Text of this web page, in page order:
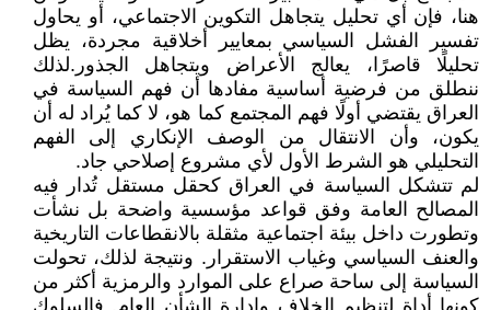
هنا، فإن أي تحليل يتجاهل التكوين الاجتماعي، أو يحاول
تفسير الفشل السياسي بمعايير أخلاقية مجردة، يظل
تحليلًا قاصرًا، يعالج الأعراض ويتجاهل الجذور.لذلك
ننطلق من فرضية أساسية مفادها أن فهم السياسة في
العراق يقتضي أولًا فهم المجتمع كما هو، لا كما يُراد له أن
يكون، وأن الانتقال من الوصف الإنكاري إلى الفهم
التحليلي هو الشرط الأول لأي مشروع إصلاحي جاد.
لم تتشكل السياسة في العراق كحقل مستقل تُدار فيه
المصالح العامة وفق قواعد مؤسسية واضحة بل نشأت
وتطورت داخل بيئة اجتماعية مثقلة بالانقطاعات التاريخية
والعنف السياسي وغياب الاستقرار. ونتيجة لذلك، تحولت
السياسة إلى ساحة صراع على الموارد والرمزية أكثر من